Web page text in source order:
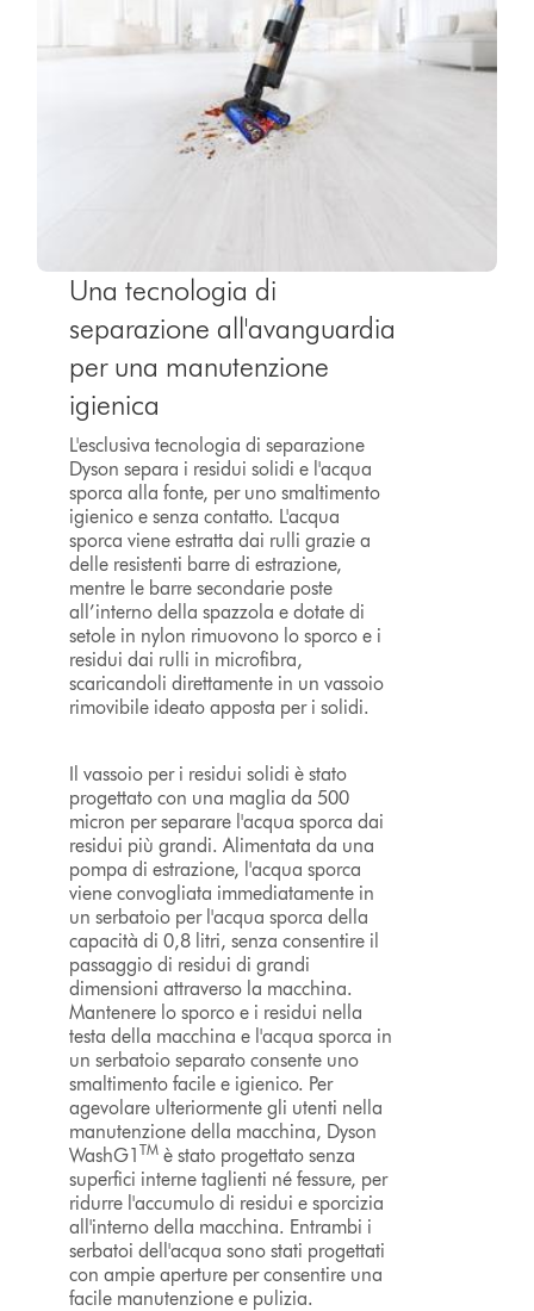
Una tecnologia di
separazione all'avanguardia
per una manutenzione
igienica
L'esclusiva tecnologia di separazione
Dyson separa i residui solidi e l'acqua
sporca alla fonte, per uno smaltimento
igienico e senza contatto. L'acqua
sporca viene estratta dai rulli grazie a
delle resistenti barre di estrazione,
mentre le barre secondarie poste
all’interno della spazzola e dotate di
setole in nylon rimuovono lo sporco e i
residui dai rulli in microfibra,
scaricandoli direttamente in un vassoio
rimovibile ideato apposta per i solidi.
Il vassoio per i residui solidi è stato
progettato con una maglia da 500
micron per separare l'acqua sporca dai
residui più grandi. Alimentata da una
pompa di estrazione, l'acqua sporca
viene convogliata immediatamente in
un serbatoio per l'acqua sporca della
capacità di 0,8 litri, senza consentire il
passaggio di residui di grandi
dimensioni attraverso la macchina.
Mantenere lo sporco e i residui nella
testa della macchina e l'acqua sporca in
un serbatoio separato consente uno
smaltimento facile e igienico. Per
agevolare ulteriormente gli utenti nella
manutenzione della macchina, Dyson
WashG1 TMè stato progettato senza
superfici interne taglienti né fessure, per
ridurre l'accumulo di residui e sporcizia
all'interno della macchina. Entrambi i
serbatoi dell'acqua sono stati progettati
con ampie aperture per consentire una
facile manutenzione e pulizia.